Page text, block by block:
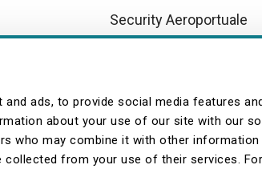
ads, to provide social media features
about your use of our site with our
who may combine it with other
collected from your use of their services.
Security Aeroportuale